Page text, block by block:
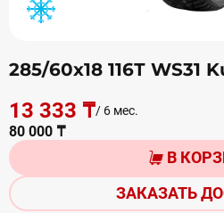
285/60х18 116Т WS31
13 333 ₸/ 6 мес.
80 000 ₸
В
ЗАКАЗАТЬ